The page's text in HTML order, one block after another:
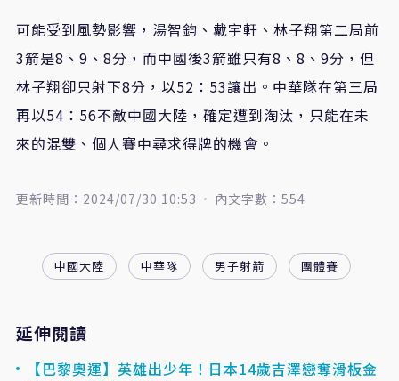
可能受到風勢影響，湯智鈞、戴宇軒、林子翔第二局前
3箭是8、9、8分，而中國後3箭雖只有8、8、9分，但
林子翔卻只射下8分，以52：53讓出。中華隊在第三局
再以54：56不敵中國大陸，確定遭到淘汰，只能在未
來的混雙、個人賽中尋求得牌的機會。
更新時間：2024/07/30 10:53 內文字數：554
中國大陸 中華隊 男子射箭 團體賽
延伸閱讀
【巴黎奧運】英雄出少年！日本14歲吉澤戀奪滑板金